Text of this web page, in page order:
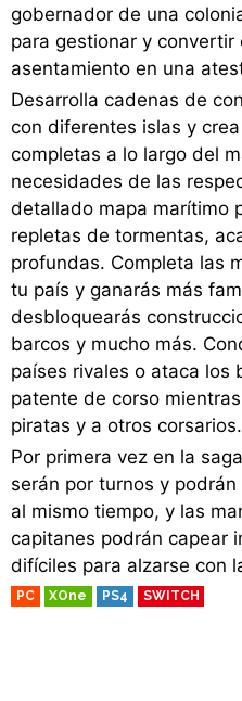
gobernador de una
para gestionar y convertir
asentamiento en una
Desarrolla cadenas de
con diferentes islas y
completas a lo largo del
necesidades de las
detallado mapa marítimo
repletas de tormentas,
profundas. Completa las
tu país y ganarás más
desbloquearás
barcos y mucho más.
países rivales o ataca los
patente de corso
piratas y a otros corsarios.
Por primera vez en la
serán por turnos y
al mismo tiempo, y las
capitanes podrán capear
difíciles para alzarse con
PC XOne PS4 SWITCH